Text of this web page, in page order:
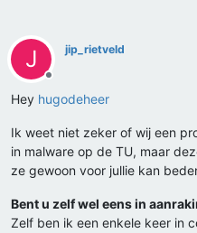
J
Offline
jip_rietveld
Hey hugodeheer
Ik weet niet zeker of wij een
in malware op de TU, maar
ze gewoon voor jullie kan
Bent u zelf wel eens in
Zelf ben ik een enkele keer in